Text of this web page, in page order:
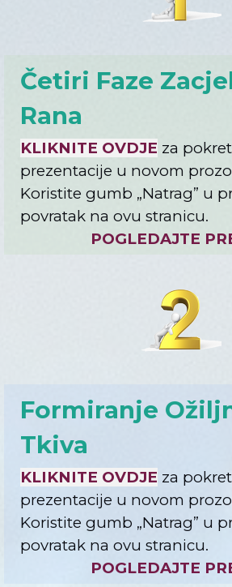
Četiri Faze
Rana
KLIKNITE OVDJE za
prezentacije u novom
Koristite gumb „Natrag” u
povratak na ovu stranicu.
POGLEDAJTE
Formiranje
Tkiva
KLIKNITE OVDJE za
prezentacije u novom
Koristite gumb „Natrag” u
povratak na ovu stranicu.
POGLEDAJTE